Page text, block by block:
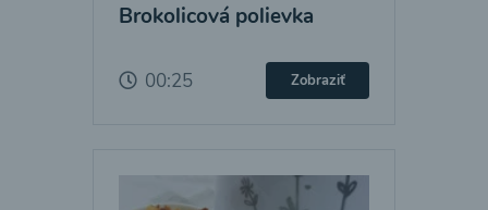
Brokolicová polievka
00:25 Zobraziť